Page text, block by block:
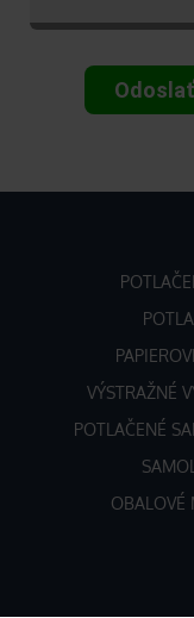
VÝSTRAŽNÉ
POTLAČENÉ
OBALOVÉ